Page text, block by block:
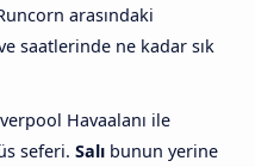
arasındaki
saatlerinde ne kadar sık
Havaalanı ile
seferi. Salı bunun yerine